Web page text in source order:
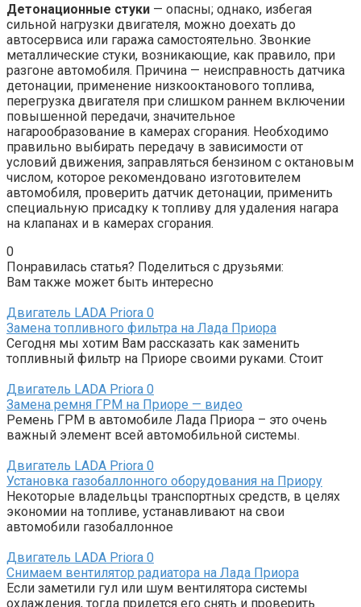
Детонационные стуки — опасны; однако, избегая
сильной нагрузки двигателя, можно доехать до
автосервиса или гаража самостоятельно. Звонкие
металлические стуки, возникающие, как правило, при
разгоне автомобиля. Причина — неисправность датчика
детонации, применение низкооктанового топлива,
перегрузка двигателя при слишком раннем включении
повышенной передачи, значительное
нагарообразование в камерах сгорания. Необходимо
правильно выбирать передачу в зависимости от
условий движения, заправляться бензином с октановым
числом, которое рекомендовано изготовителем
автомобиля, проверить датчик детонации, применить
специальную присадку к топливу для удаления нагара
на клапанах и в камерах сгорания.
0
Понравилась статья? Поделиться с друзьями:
Вам также может быть интересно
Двигатель LADA Priora 0
Замена топливного фильтра на Лада Приора
Сегодня мы хотим Вам рассказать как заменить
топливный фильтр на Приоре своими руками. Стоит
Двигатель LADA Priora 0
Замена ремня ГРМ на Приоре — видео
Ремень ГРМ в автомобиле Лада Приора – это очень
важный элемент всей автомобильной системы.
Двигатель LADA Priora 0
Установка газобаллонного оборудования на Приору
Некоторые владельцы транспортных средств, в целях
экономии на топливе, устанавливают на свои
автомобили газобаллонное
Двигатель LADA Priora 0
Снимаем вентилятор радиатора на Лада Приора
Если заметили гул или шум вентилятора системы
охлаждения, тогда придется его снять и проверить